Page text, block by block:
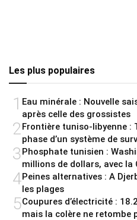
Les plus populaires
1 Eau minérale : Nouvelle
après celle des grossistes
2Frontière tuniso-libyenne :
phase d’un système de
3Phosphate tunisien :
millions de dollars, avec la
4Peines alternatives : A
les plages
5Coupures d’électricité :
mais la colère ne retombe